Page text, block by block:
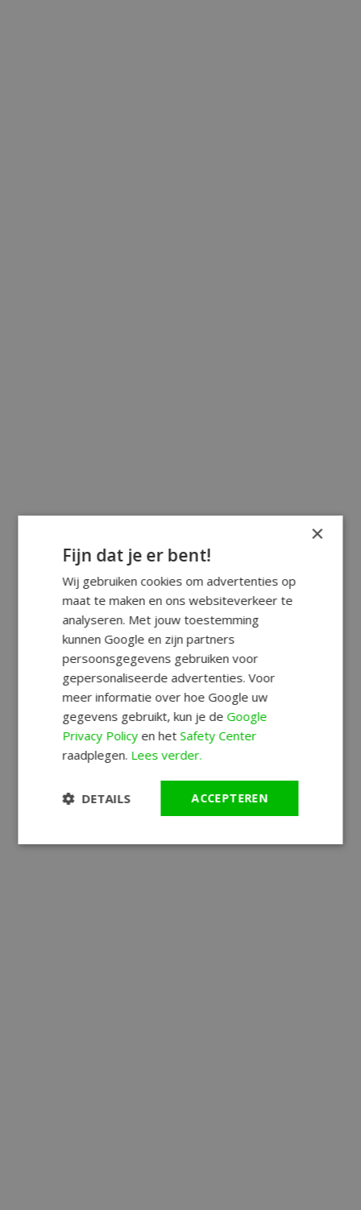
×
Fijn dat je er bent!
Wij gebruiken cookies om advertenties op
maat te maken en ons websiteverkeer te
analyseren. Met jouw toestemming
kunnen Google en zijn partners
persoonsgegevens gebruiken voor
gepersonaliseerde advertenties. Voor
meer informatie over hoe Google uw
gegevens gebruikt, kun je deGoogle
Privacy Policyen hetSafety Center
raadplegen. Lees verder.
ACCEPTEREN
DETAILS